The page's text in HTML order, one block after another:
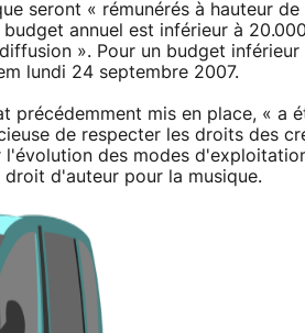
seront « rémunérés à hauteur
annuel est inférieur à
». Pour un budget
lundi 24 septembre 2007.
précédemment mis en place, « a
de respecter les droits des
l'évolution des modes
d'auteur pour la musique.